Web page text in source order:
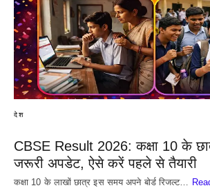
देश
CBSE Result 2026: कक्षा 10 के
जरूरी अपडेट, ऐसे करें पहले से तैयारी
कक्षा 10 के लाखों छात्र इस समय अपने बोर्ड रिजल्ट…